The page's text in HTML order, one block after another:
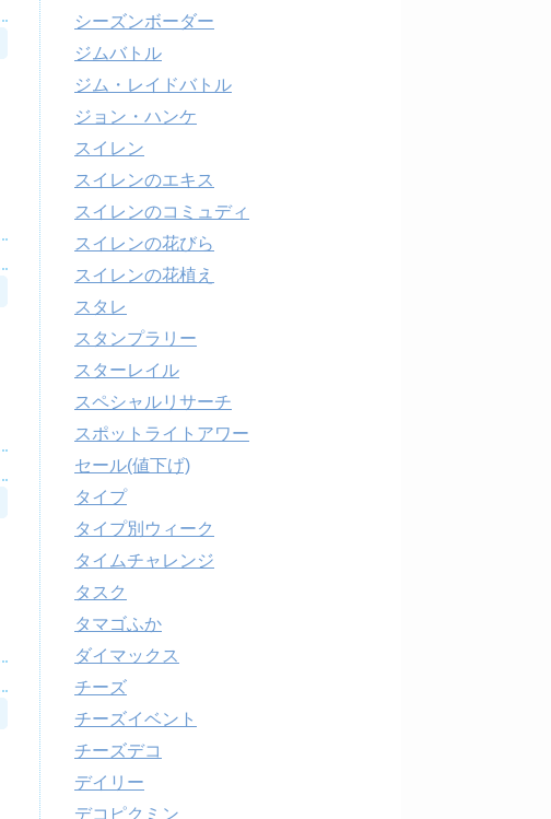
シーズンボーダー
ジムバトル
ジム・レイドバトル
ジョン・ハンケ
スイレン
スイレンのエキス
スイレンのコミュディ
スイレンの花びら
スイレンの花植え
スタレ
スタンプラリー
スターレイル
スペシャルリサーチ
スポットライトアワー
セール(値下げ)
タイプ
タイプ別ウィーク
タイムチャレンジ
タスク
タマゴふか
ダイマックス
チーズ
チーズイベント
チーズデコ
デイリー
デコピクミン